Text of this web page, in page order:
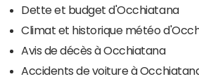
Dette et budget d'Occhiatana
Climat et historique météo
Avis de décès à Occhiatana
Accidents de voiture à